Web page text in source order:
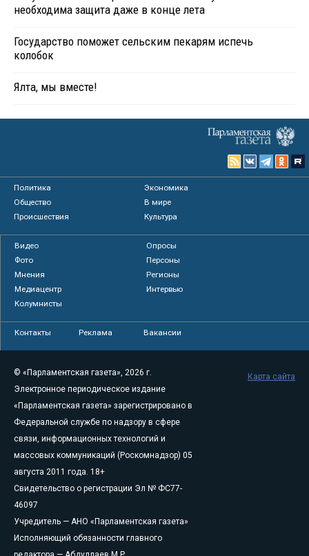
необходима защита даже в конце лета
Государство поможет сельским пекарям испечь
колобок
Ялта, мы вместе!
Политика
Экономика
Общество
В мире
Происшествия
Культура
Видео
Опросы
Фото
Персоны
Мнения
Регионы
Медиацентр
Интервью
Колумнисты
Контакты Реклама Вакансии
© «Парламентская газета», 2026 г.
Электронное периодическое издание
«Парламентская газета» зарегистрировано в
Федеральной службе по надзору в сфере
связи, информационных технологий и
массовых коммуникаций (Роскомнадзор) 05
августа 2011 года. 18+
Свидетельство о регистрации Эл № ФС77-
46097
Учредитель — АНО «Парламентская газета»
Исполняющий обязанности главного
Карта сайта